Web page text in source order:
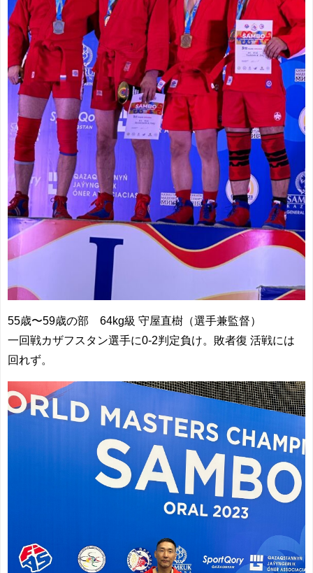
55歳〜59歳の部 64kg級 守屋直樹（選手兼監督）
一回戦カザフスタン選手に0-2判定負け。敗者復 活戦には
回れず。